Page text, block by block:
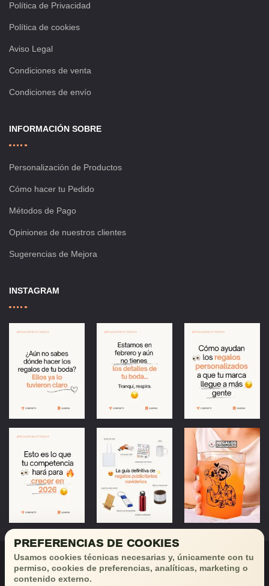
Política de Privacidad
Política de cookies
Aviso Legal
Condiciones de venta
Condiciones de envío
INFORMACIÓN SOBRE
Personalización de Productos
Cómo hacer tu Pedido
Métodos de Pago
Opiniones de nuestros clientes
Sugerencias de Mejora
INSTAGRAM
PREFERENCIAS DE COOKIES
Usamos cookies técnicas necesarias y, únicamente con tu
permiso, cookies de preferencias, analíticas, marketing o
contenido externo.